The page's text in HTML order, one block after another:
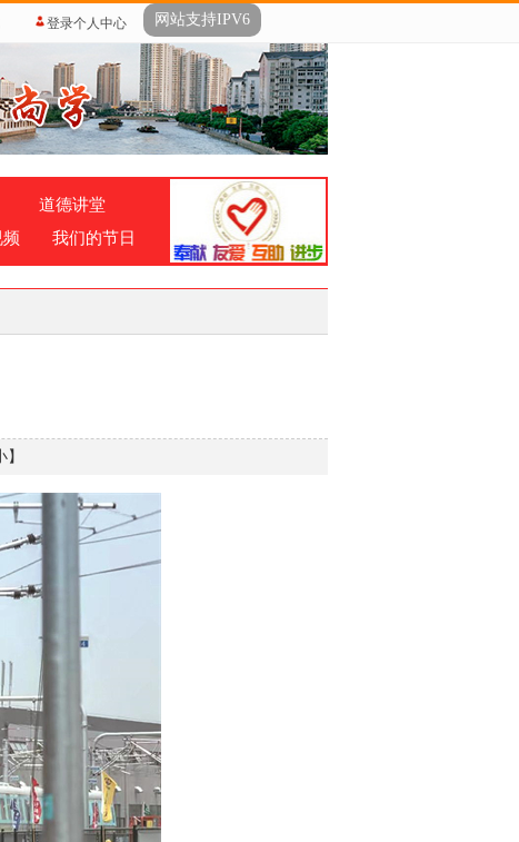
登录个人中心 网站支持IPV6
道德讲堂
我们的节日
】